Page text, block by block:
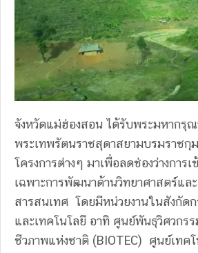
จังหวัดแม่ฮ่องสอน ได้รับพระมหากรุ
พระเทพรัตนราชสุดาสยามบรมราชกุ
โครงการต่างๆ มาเพื่อลดช่องว่างการ
เฉพาะการพัฒนาด้านวิทยาศาสตร์แล
สารสนเทศ โดยมีหน่วยงานในสังกัดก
และเทคโนโลยี อาทิ ศูนย์พันธุวิศวกร
ชีวภาพแห่งชาติ (BIOTEC) ศูนย์เทค